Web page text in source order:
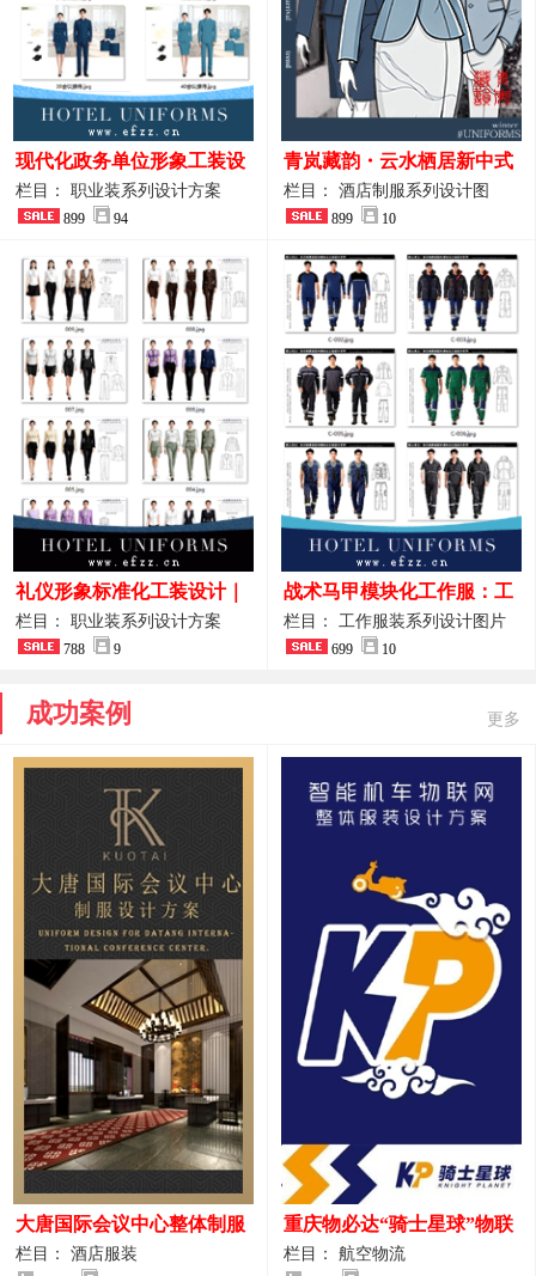
现代化政务单位形象工装设
计｜国风会务接待西装制服
整套方案
栏目： 职业装系列设计方案
899 94
青岚藏韵・云水栖居新中式
酒店全岗位制服设计原创作
品图
栏目： 酒店制服系列设计图
899 10
礼仪形象标准化工装设计｜
高端服务业仪态塑造专属职
业装系列
栏目： 职业装系列设计方案
788 9
战术马甲模块化工作服：工
程巡检与设备调试岗位的多
功能收纳设计
栏目： 工作服装系列设计图片
699 10
成功案例 更多
大唐国际会议中心整体制服
设计案例
栏目： 酒店服装
重庆物必达“骑士星球”物联
网派送人员服装设计案例
栏目： 航空物流